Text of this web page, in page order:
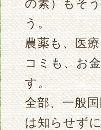
の素）もそ
う。
農薬も、医
コミも、お
す。
全部、一般
は知らせず